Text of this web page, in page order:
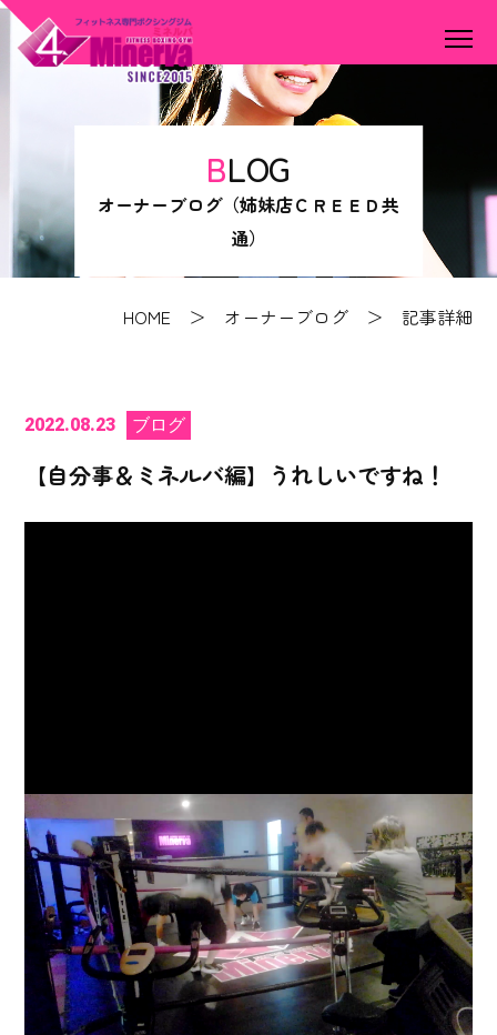
BLOG
オーナーブログ（姉妹店ＣＲＥＥＤ共
通）
HOME ＞ オーナーブログ＞ 記事詳細
2022.08.23 ブログ
【自分事＆ミネルバ編】うれしいですね！